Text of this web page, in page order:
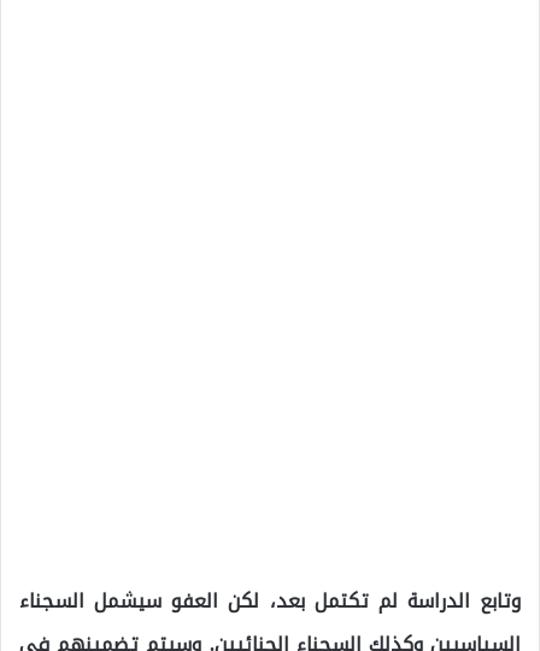
وتابع الدراسة لم تكتمل بعد، لكن العفو سيشمل السجناء